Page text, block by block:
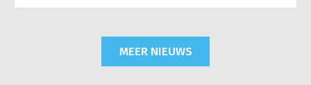
MEER NIEUWS